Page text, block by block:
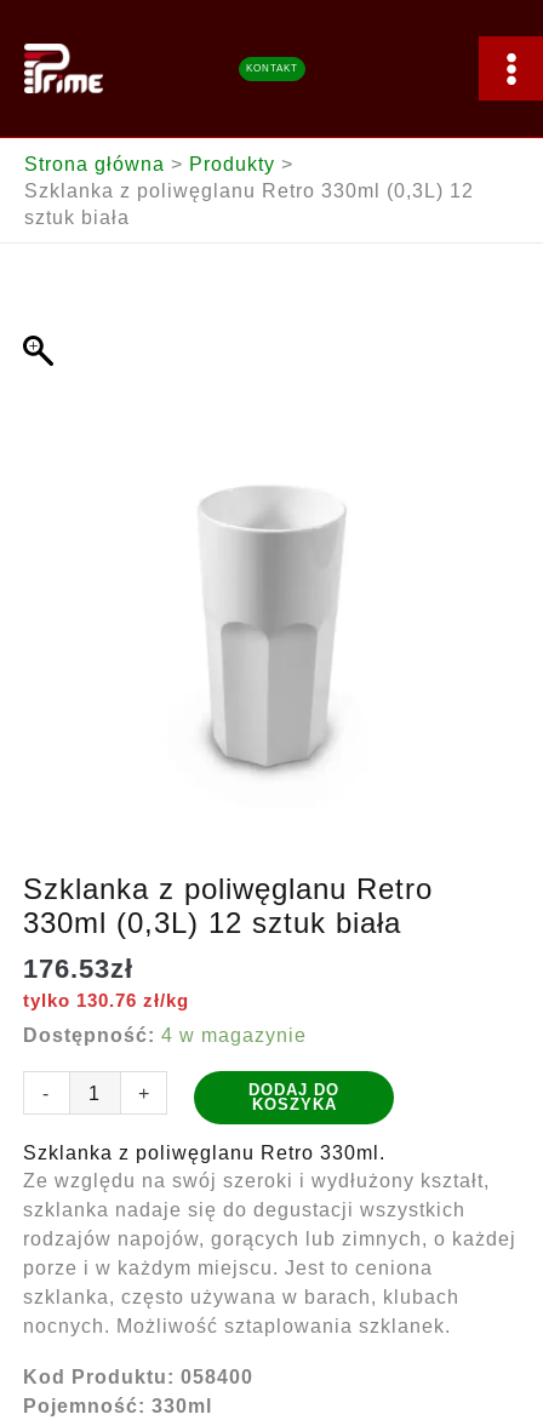
treści
KONTAKT
Strona główna
Produkty
Szklanka z poliwęglanu Retro 330ml (0,3L) 12
sztuk biała
Szklanka z poliwęglanu Retro
330ml (0,3L) 12 sztuk biała
176.53zł
tylko 130.76 zł/kg
Dostępność: 4 w magazynie
-
Szklanka
z
poliwęglanu
Retro
330ml
(0,3L)
12
sztuk
+
DODAJ DO
KOSZYKA
Szklanka z poliwęglanu Retro 330ml.
Ze względu na swój szeroki i wydłużony kształt,
szklanka nadaje się do degustacji wszystkich
rodzajów napojów, gorących lub zimnych, o każdej
porze i w każdym miejscu. Jest to ceniona
szklanka, często używana w barach, klubach
nocnych. Możliwość sztaplowania szklanek.
Kod Produktu: 058400
Pojemność: 330ml
poliwęglanu
Retro
330ml
12
sztuk
biała